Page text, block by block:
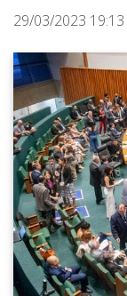
29/03/2023 19:13